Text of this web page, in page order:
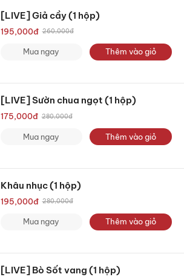
[LIVE] Giả cầy (1 hộp)
195,000đ 260,000đ
Mua ngay Thêm vào giỏ
[LIVE] Sườn chua ngọt (1 hộp)
175,000đ 280,000đ
Mua ngay Thêm vào giỏ
Khâu nhục (1 hộp)
195,000đ 280,000đ
Mua ngay Thêm vào giỏ
[LIVE] Bò Sốt vang (1 hộp)